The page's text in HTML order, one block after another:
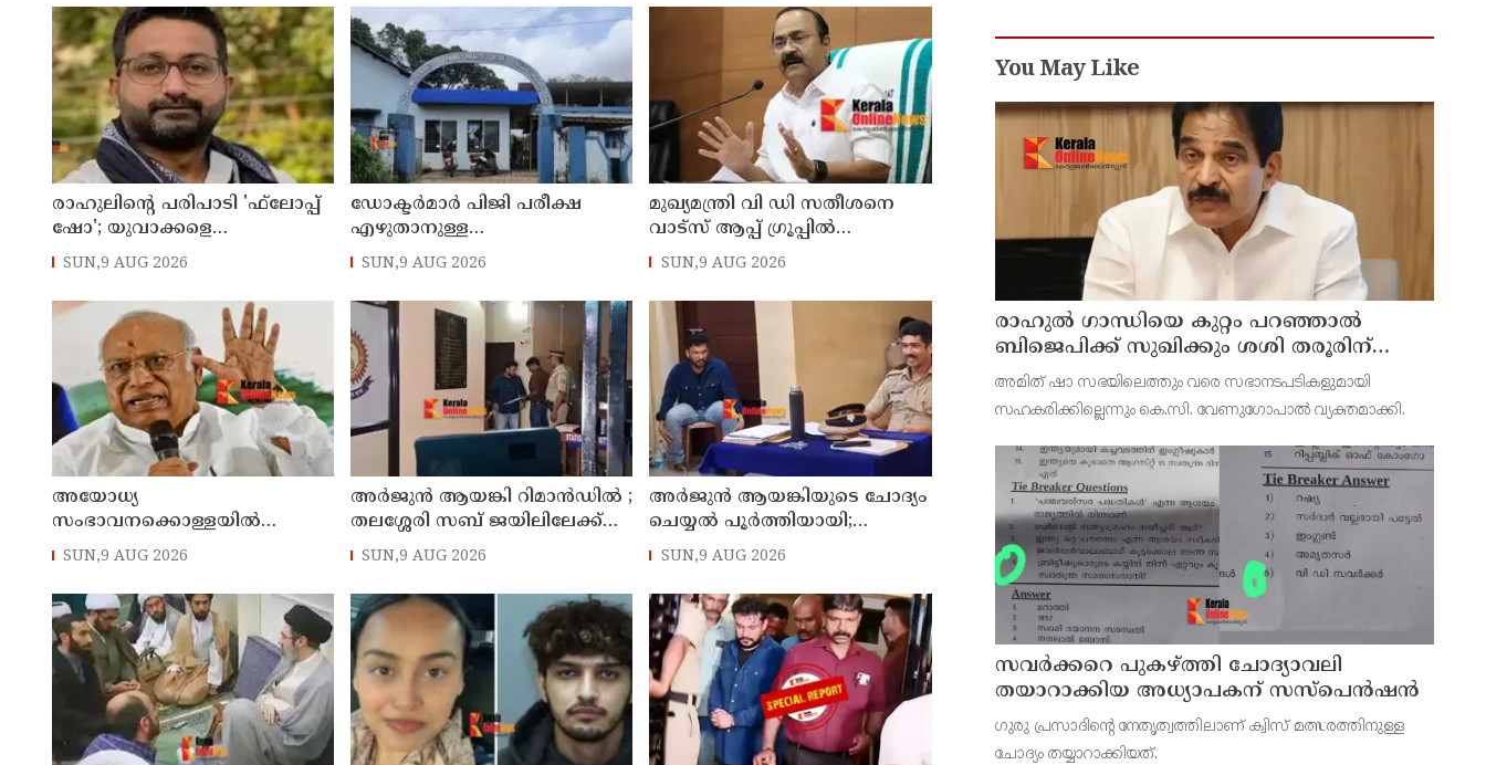
രാഹുലിന്റെ പരിപാടി 'ഫ്‌ലോപ്പ്
ഷോ'; യുവാക്കളെ
തെറ്റിദ്ധരിപ്പിക്കുന്നുവെന്ന് യുപി
മന്ത്രി ഡാനിഷ് അന്‍സാരി
SUN,9 AUG 2026
ഡോക്ടര്‍മാര്‍ പിജി പരീക്ഷ
എഴുതാനുള്ള
മുന്നൊരുക്കത്തില്‍;
കാസര്‍കോട് പാണത്തൂര്‍
കുടുംബാരോഗ്യ കേന്ദ്രം
അടച്ചുപൂട്ടി
SUN,9 AUG 2026
മുഖ്യമന്ത്രി വി ഡി സതീശനെ
വാട്‌സ് ആപ്പ് ഗ്രൂപ്പില്‍
അധിക്ഷേപിച്ചെന്ന പരാതി;
കാലടി സ്വദേശിക്ക് എതിരെ
കേസ്
SUN,9 AUG 2026
അയോധ്യ
സംഭാവനക്കൊള്ളയില്‍
പ്രധാനമന്ത്രി മറുപടി പറയണം;
സാധാരണക്കാര്‍
ആശങ്കാകുലരാണെന്ന് ഖാര്‍ഗെ
SUN,9 AUG 2026
അര്‍ജുന്‍ ആയങ്കി റിമാന്‍ഡില്‍ ;
തലശ്ശേരി സബ് ജയിലിലേക്ക്
മാറ്റും
SUN,9 AUG 2026
അര്‍ജുന്‍ ആയങ്കിയുടെ ചോദ്യം
ചെയ്യല്‍ പൂര്‍ത്തിയായി;
കൂത്തുപറമ്പ് മജിസ്ട്രേറ്റിന്
SUN,9 AUG 2026
You May Like
രാഹുല്‍ ഗാന്ധിയെ കുറ്റം പറഞ്ഞാല്‍
ബിജെപിക്ക് സുഖിക്കും ശശി തരൂരിന്
മറുപടിയുമായി കെ സി വേണുഗോപാല്‍
അമിത് ഷാ സഭയിലെത്തും വരെ സഭാനടപടികളുമായി
സഹകരിക്കില്ലെന്നും കെ.സി. വേണുഗോപാല്‍ വ്യക്തമാക്കി.
സവര്‍ക്കറെ പുകഴ്ത്തി ചോദ്യാവലി
തയാറാക്കിയ അധ്യാപകന് സസ്‌പെന്‍ഷന്‍
ഗുരു പ്രസാദിന്റെ നേതൃത്വത്തിലാണ് ക്വിസ് മത്സരത്തിനുള്ള
ചോദ്യം തയ്യാറാക്കിയത്.